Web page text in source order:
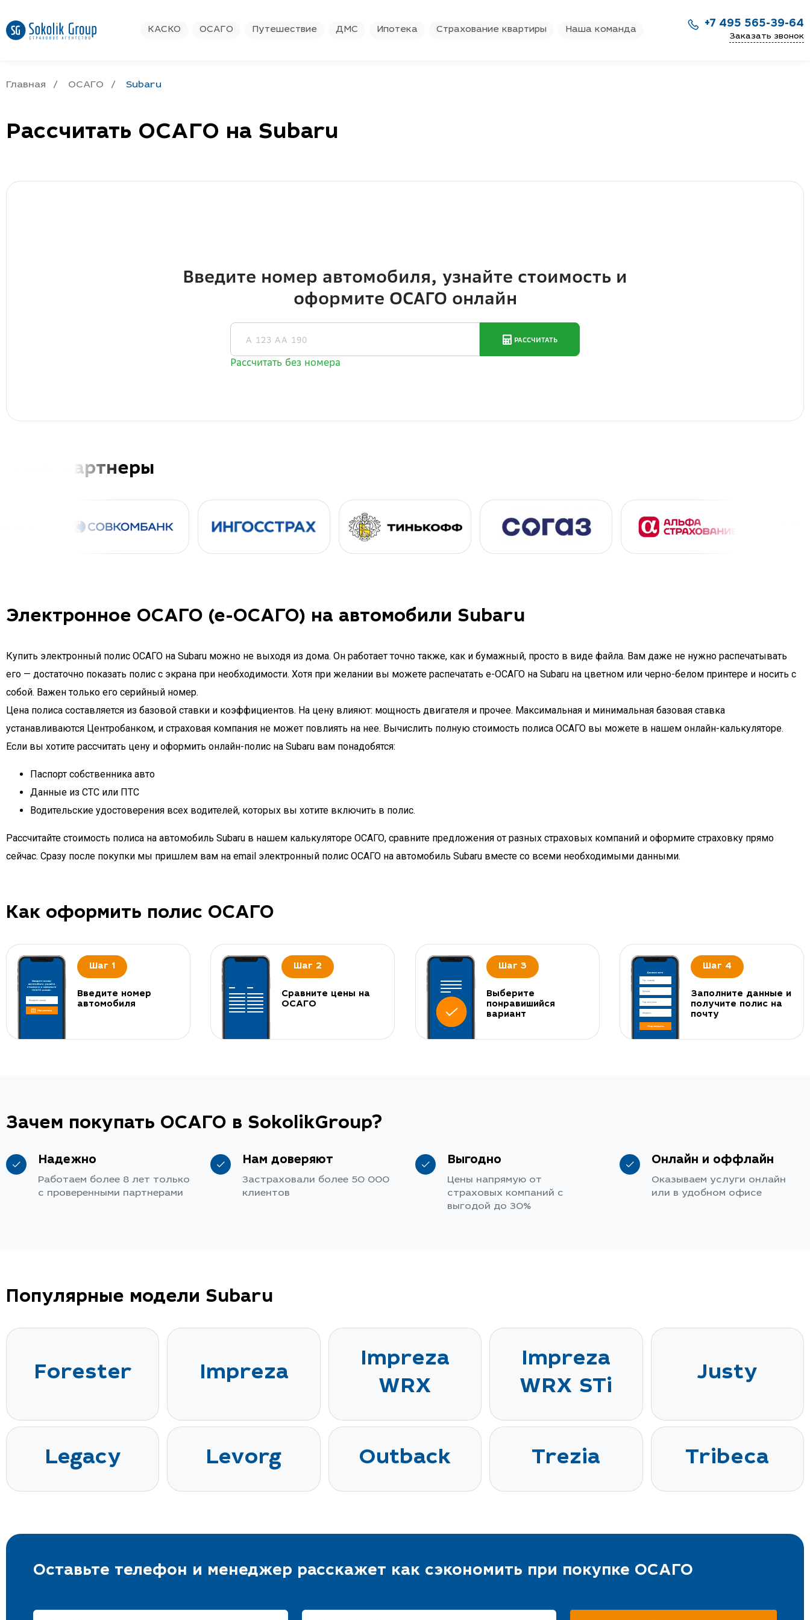
КАСКО ОСАГО Путешествие ДМС Ипотека Страхование квартиры Наша команда
+7 495 565-39-64
Заказать звонок
Главная ОСАГО Subaru
Рассчитать ОСАГО на Subaru
Наши партнеры
Электронное ОСАГО (е-ОСАГО) на автомобили Subaru
Купить электронный полис ОСАГО на Subaru можно не выходя из дома. Он работает точно также, как и бумажный, просто в виде файла. Вам даже не нужно распечатывать
его — достаточно показать полис с экрана при необходимости. Хотя при желании вы можете распечатать e-ОСАГО на Subaru на цветном или черно-белом принтере и носить с
собой. Важен только его серийный номер.
Цена полиса составляется из базовой ставки и коэффициентов. На цену влияют: мощность двигателя и прочее. Максимальная и минимальная базовая ставка
устанавливаются Центробанком, и страховая компания не может повлиять на нее. Вычислить полную стоимость полиса ОСАГО вы можете в нашем онлайн-калькуляторе.
Если вы хотите рассчитать цену и оформить онлайн-полис на Subaru вам понадобятся:
Паспорт собственника авто
Данные из СТС или ПТС
Водительские удостоверения всех водителей, которых вы хотите включить в полис.
Рассчитайте стоимость полиса на автомобиль Subaru в нашем калькуляторе ОСАГО, сравните предложения от разных страховых компаний и оформите страховку прямо
сейчас. Сразу после покупки мы пришлем вам на email электронный полис ОСАГО на автомобиль Subaru вместе со всеми необходимыми данными.
Как оформить полис ОСАГО
Шаг 1
Введите номер
автомобиля
Шаг 2
Сравните цены на
ОСАГО
Шаг 3
Выберите
понравишийся
вариант
Шаг 4
Заполните данные и
получите полис на
почту
Зачем покупать ОСАГО в SokolikGroup?
Надежно
Работаем более 8 лет только
с проверенными партнерами
Нам доверяют
Застраховали более 50 000
клиентов
Выгодно
Цены напрямую от
страховых компаний с
выгодой до 30%
Онлайн и оффлайн
Оказываем услуги онлайн
или в удобном офисе
Популярные модели Subaru
Forester Impreza
Impreza
WRX
Impreza
WRX STi
Justy
Legacy Levorg Outback Trezia Tribeca
Оставьте телефон и менеджер расскажет как сэкономить при покупке ОСАГО